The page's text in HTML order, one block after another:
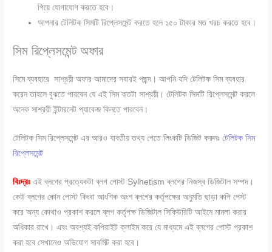
গিয়ে যোগাযোগ করতে হবে।
আপনার টেলিটক সিমটি রিপ্লেসমেন্ট করতে হলে ১৫০ টাকার মত খরচ করতে হবে।
সিম রিপ্লেসমেন্ট অফার
সিমে ব্যবহারে সাশ্রয়ী অফার আমাদের সবারই পছন্দ। আপনি যদি টেলিটক সিম ব্যবহার
করেন তাহলে বুঝতে পারবেন যে এই সিম কতটা সাশ্রয়ী। টেলিটক সিমটি রিপ্লেসমেন্ট করলে
অনেক সাশ্রয়ী ইন্টারনেট প্যাকেজ কিনতে পারবেন।
টেলিটক সিম রিপ্লেসমেন্ট এর আরও যাবতীয় তথ্য পেতে লিংকটি ভিজিট করুনঃটেলিটক সিম
রিপ্লেসমেন্ট
বিঃদ্রঃ এই ব্লগের প্রত্যেকটা ব্লগ পোস্ট Sylhetism ব্লগের নিজস্ব ডিজিটাল সম্পদ।
কেউ ব্লগের কোন পোস্ট কিংবা আংশিক অংশ ব্লগের কর্তৃপক্ষের অনুমতি ছাড়া কপি পেস্ট
করে অন্য কোথাও প্রকাশ করলে ব্লগ কর্তৃপক্ষ ডিজিটাল সিকিউরিটি আইনে মামলা করার
অধিকার রাখে। এবং অবশ্যই কপিরাইট ক্লাইম করে যে মাধ্যমে এই ব্লগের পোস্ট প্রকাশ
করা হবে সেখানেও অভিযোগ সাবমিট করা হবে।